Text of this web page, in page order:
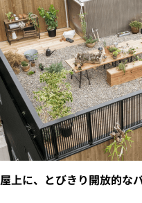
屋上に、とびきり開放的な